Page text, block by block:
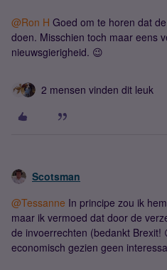
@Ron H Goed om te horen dat
doen. Misschien toch maar eens
nieuwsgierigheid. 😉
2 mensen vinden dit leuk
Scotsman
@Tessanne In principe zou ik
maar ik vermoed dat door de
de invoerrechten (bedankt
economisch gezien geen